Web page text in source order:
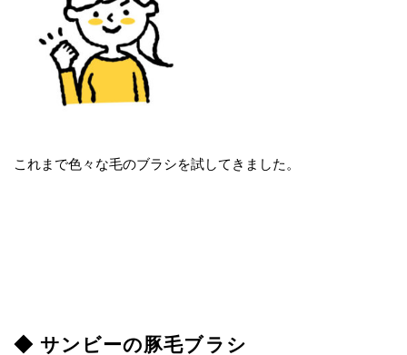
これまで色々な毛のブラシを試してきました。
◆ サンビーの豚毛ブラシ